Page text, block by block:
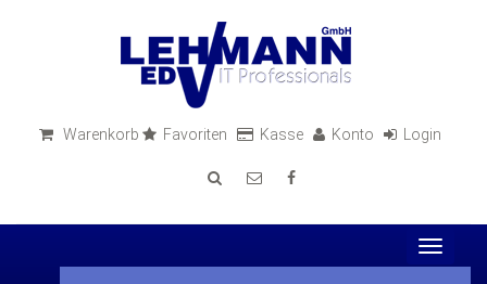
Warenkorb Favoriten Kasse Konto Login
Toggle